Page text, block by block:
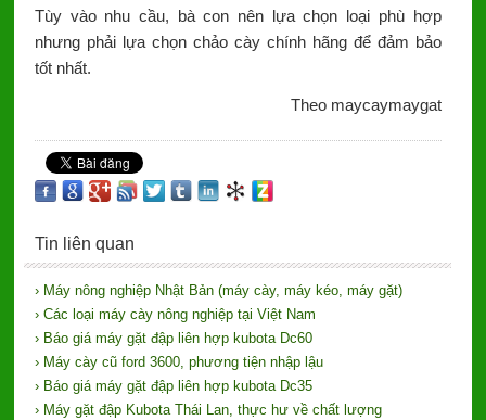
Tùy vào nhu cầu, bà con nên lựa chọn loại phù hợp
nhưng phải lựa chọn chảo cày chính hãng để đảm bảo
tốt nhất.
Theo maycaymaygat
Tin liên quan
› Máy nông nghiệp Nhật Bản (máy cày, máy kéo, máy gặt)
› Các loại máy cày nông nghiệp tại Việt Nam
› Báo giá máy gặt đập liên hợp kubota Dc60
› Máy cày cũ ford 3600, phương tiện nhập lậu
› Báo giá máy gặt đập liên hợp kubota Dc35
› Máy gặt đập Kubota Thái Lan, thực hư về chất lượng